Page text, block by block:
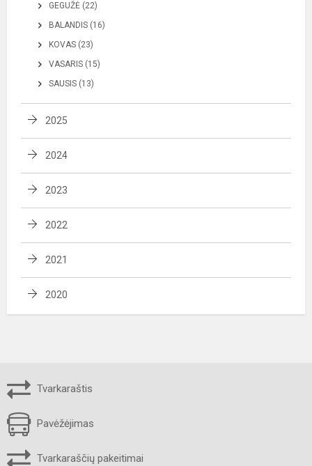
GEGUŽĖ (22)
BALANDIS (16)
KOVAS (23)
VASARIS (15)
SAUSIS (13)
2025
2024
2023
2022
2021
2020
Tvarkaraštis
Pavėžėjimas
Tvarkaraščių pakeitimai